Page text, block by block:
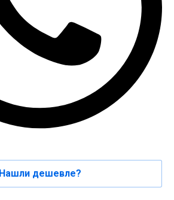
Нашли дешевле?